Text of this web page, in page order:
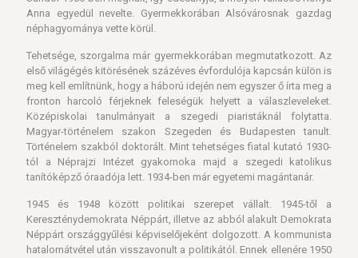
Anna egyedül nevelte. Gyermekkorában Alsóvárosnak gazdag
néphagyománya vette körül.
Tehetsége, szorgalma már gyermekkorában megmutatkozott. Az
első világégés kitörésének százéves évfordulója kapcsán külön is
meg kell említnünk, hogy a háború idején nem egyszer ő írta meg a
fronton harcoló férjeknek feleségük helyett a válaszleveleket.
Középiskolai tanulmányait a szegedi piaristáknál folytatta.
Magyar-történelem szakon Szegeden és Budapesten tanult.
Történelem szakból doktorált. Mint tehetséges fiatal kutató 1930-
tól a Néprajzi Intézet gyakornoka majd a szegedi katolikus
tanítóképző óraadója lett. 1934-ben már egyetemi magántanár.
1945 és 1948 között politikai szerepet vállalt. 1945-től a
Kereszténydemokrata Néppárt, illetve az abból alakult Demokrata
Néppárt országgyűlési képviselőjeként dolgozott. A kommunista
hatalomátvétel után visszavonult a politikától. Ennek ellenére 1950